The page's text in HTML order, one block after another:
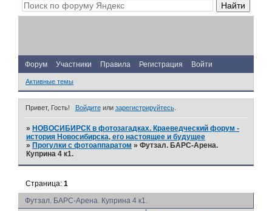
Форум Участники Правила Регистрация Войти
Активные темы
Привет, Гость! Войдитеили зарегистрируйтесь.
» НОВОСИБИРСК в фотозагадках. Краеведческий форум -
история Новосибирска, его настоящее и будущее
» Прогулки с фотоаппаратом »Футзал. БАРС-Арена.
Куприна 4 к1.
Футзал. БАРС-Арена. Куприна 4 к1.
Страница:1